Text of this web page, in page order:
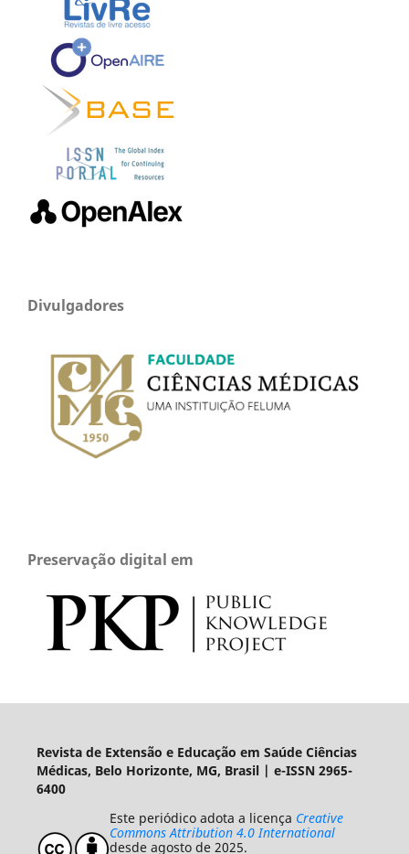
Divulgadores
Preservação digital em
Revista de Extensão e Educação em Saúde Ciências
Médicas, Belo Horizonte, MG, Brasil | e-ISSN 2965-
6400
Este periódico adota a licença Creative
Commons Attribution 4.0 International
desde agosto de 2025.